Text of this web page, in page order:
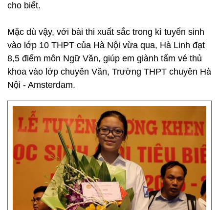
cho biết.
Mặc dù vậy, với bài thi xuất sắc trong kì tuyển sinh
vào lớp 10 THPT của Hà Nội vừa qua, Hà Linh đạt
8,5 điểm môn Ngữ Văn, giúp em giành tấm vé thủ
khoa vào lớp chuyên Văn, Trường THPT chuyên Hà
Nội - Amsterdam.